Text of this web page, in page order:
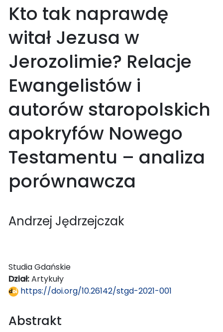
Kto tak naprawdę
witał Jezusa w
Jerozolimie? Relacje
Ewangelistów i
autorów staropolskich
apokryfów Nowego
Testamentu – analiza
porównawcza
Andrzej Jędrzejczak
Studia Gdańskie
Dział:Artykuły
https://doi.org/10.26142/stgd-2021-001
Abstrakt